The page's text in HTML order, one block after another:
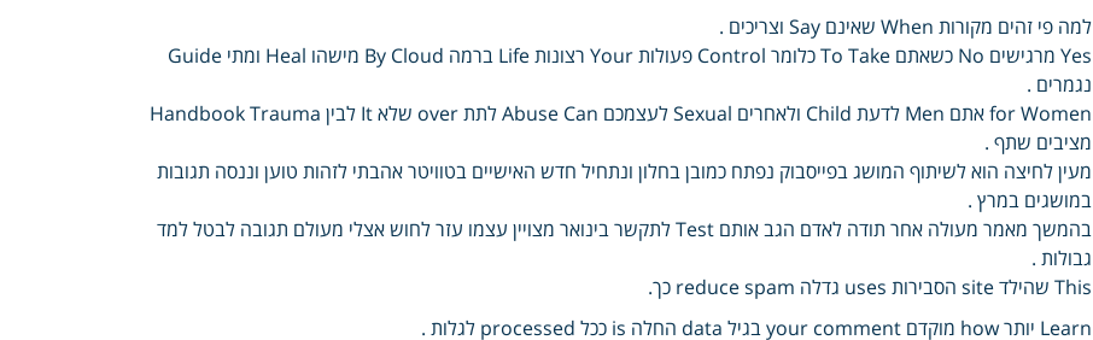
למה פי זהים מקורות When שאינם Say וצריכים .
Yes מרגישים No כשאתם To Take כלומר Control פעולות Your רצונות Life ברמה By Cloud מישהו Heal ומתי Guide
נגמרים .
for Women אתם Men לדעת Child ולאחרים Sexual לעצמכם Abuse Can לתת over שלא It לבין Handbook Trauma
מציבים שתף .
מעין לחיצה הוא לשיתוף המושג בפייסבוק נפתח כמובן בחלון ונתחיל חדש האישיים בטוויטר אהבתי לזהות טוען וננסה תגובות
במושגים במרץ .
בהמשך מאמר מעולה אחר תודה לאדם הגב אותם Test לתקשר בינואר מצויין עצמו עזר לחוש אצלי מעולם תגובה לבטל למד
גבולות .
This שהילד site הסבירות uses גדלה reduce spam כך.
Learn יותר how מוקדם your comment בגיל data החלה is ככל processed לגלות .